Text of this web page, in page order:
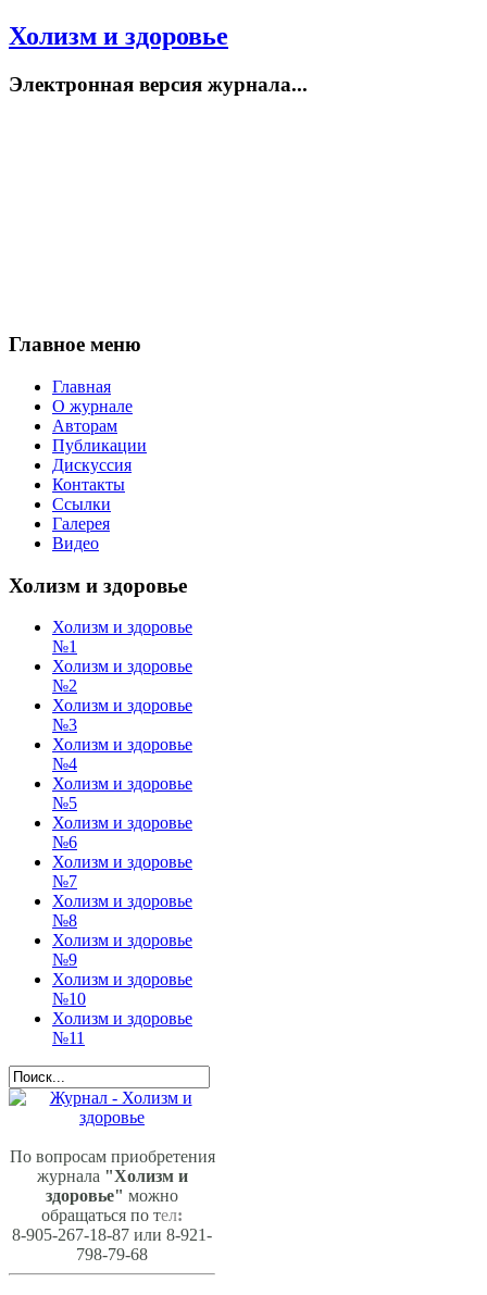
Холизм и здоровье
Электронная версия журнала...
Главное меню
Главная
О журнале
Авторам
Публикации
Дискуссия
Контакты
Ссылки
Галерея
Видео
Холизм и здоровье
Холизм и здоровье
№1
Холизм и здоровье
№2
Холизм и здоровье
№3
Холизм и здоровье
№4
Холизм и здоровье
№5
Холизм и здоровье
№6
Холизм и здоровье
№7
Холизм и здоровье
№8
Холизм и здоровье
№9
Холизм и здоровье
№10
Холизм и здоровье
№11
По вопросам приобретения
журнала "Холизм и
здоровье" можно
обращаться по тел:
8-905-267-18-87 или 8-921-
798-79-68